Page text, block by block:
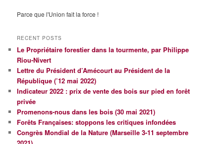
Parce que l'Union fait la force !
RECENT POSTS
Le Propriétaire forestier dans la tourmente, par Philippe
Riou-Nivert
Lettre du Président d’Amécourt au Président de la
République (’12 mai 2022)
Indicateur 2022 : prix de vente des bois sur pied en forêt
privée
Promenons-nous dans les bois (30 mai 2021)
Forêts Françaises: stoppons les critiques infondées
Congrès Mondial de la Nature (Marseille 3-11 septembre